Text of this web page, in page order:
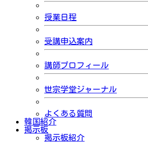
授業日程
受講申込案内
講師プロフィール
世宗学堂ジャーナル
よくある質問
韓国紹介
掲示板
掲示板紹介